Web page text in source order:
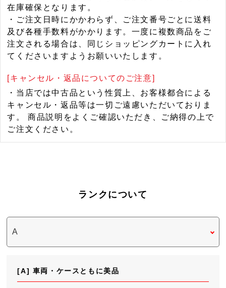
在庫確保となります。
・ご注文日時にかかわらず、ご注文番号ごとに送料
及び各種手数料がかかります。一度に複数商品をご
注文される場合は、同じショッピングカートに入れ
てくださいますようお願いいたします。
[キャンセル・返品についてのご注意]
・当店では中古品という性質上、お客様都合による
キャンセル・返品等は一切ご遠慮いただいておりま
す。 商品説明をよくご確認いただき、ご納得の上で
ご注文ください。
ランクについて
[A] 車両・ケースともに美品